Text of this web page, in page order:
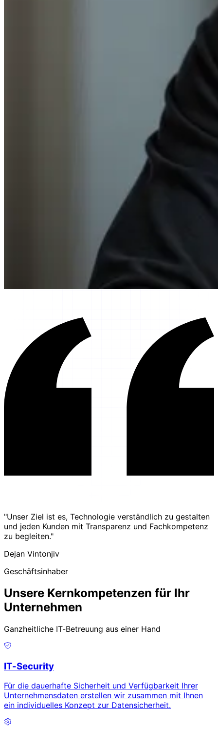
"Unser Ziel ist es, Technologie verständlich zu gestalten
und jeden Kunden mit Transparenz und Fachkompetenz
zu begleiten."
Dejan Vintonjiv
Geschäftsinhaber
Unsere Kernkompetenzen für Ihr
Unternehmen
Ganzheitliche IT-Betreuung aus einer Hand
IT-Security
Für die dauerhafte Sicherheit und Verfügbarkeit Ihrer
Unternehmensdaten erstellen wir zusammen mit Ihnen
ein individuelles Konzept zur Datensicherheit.